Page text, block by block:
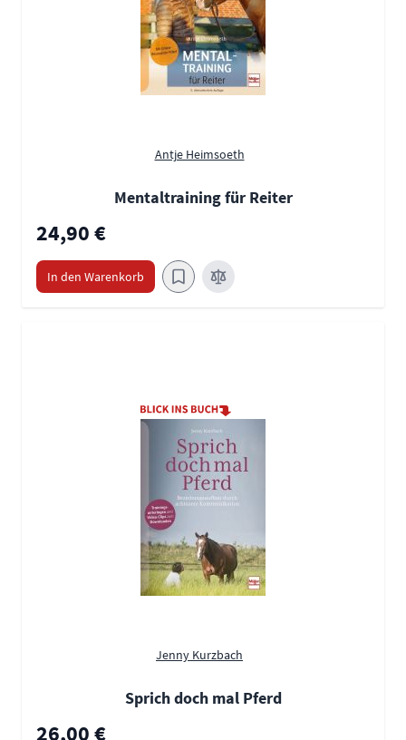
Antje Heimsoeth
Mentaltraining für Reiter
24,90 €
In den Warenkorb
Jenny Kurzbach
Sprich doch mal Pferd
26,00 €